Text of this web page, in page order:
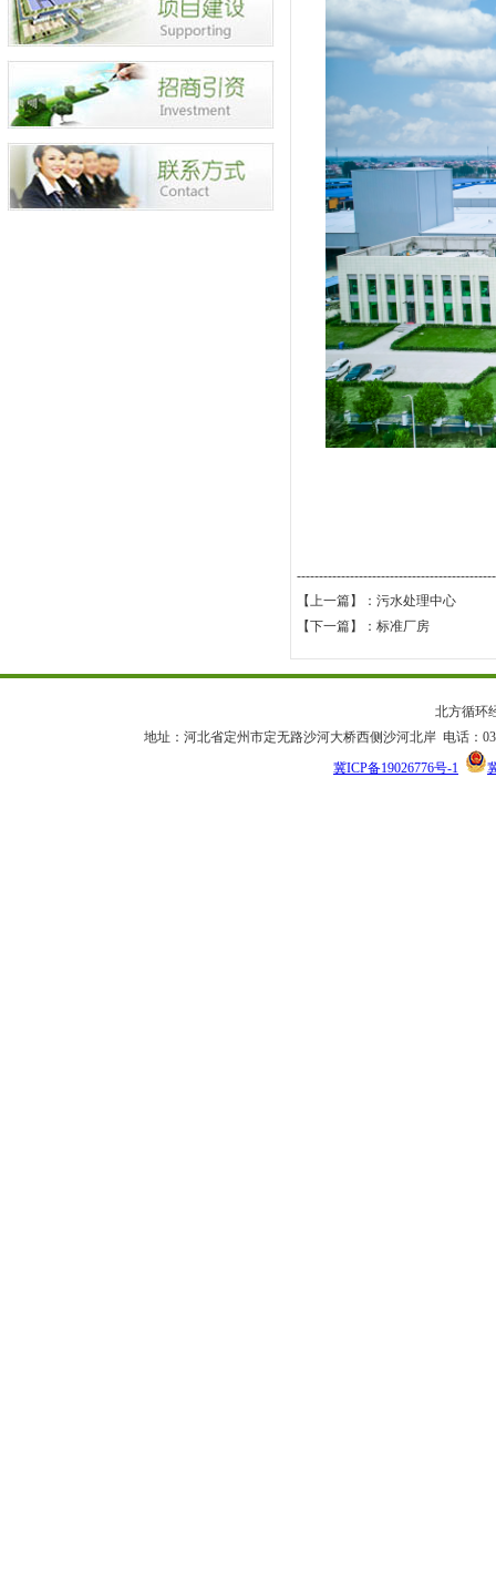
【上一篇】：污水处理中心
【下一篇】：标准厂房
北方循环
地址：河北省定州市定无路沙河大桥西侧沙河北岸 电话：
冀ICP备19026776号-1